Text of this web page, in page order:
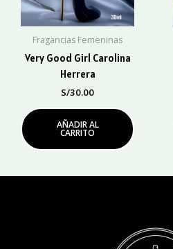
Fragancias Femeninas
Very Good Girl Carolina
Herrera
S/30.00
AÑADIR AL
CARRITO